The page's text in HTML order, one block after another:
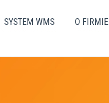
SYSTEM WMS O FIRMIE